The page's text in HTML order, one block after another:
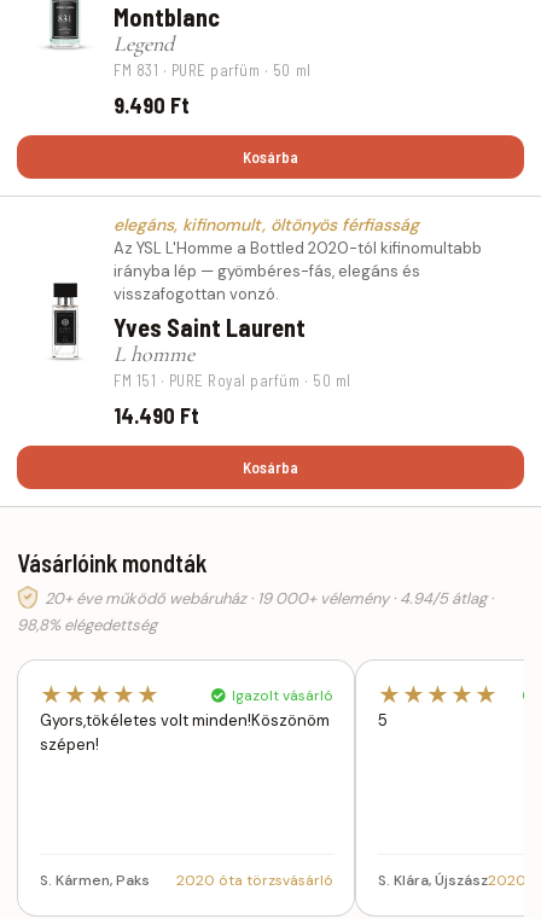
Montblanc
Legend
FM 831 · PURE parfüm · 50 ml
9.490 Ft
Kosárba
elegáns, kifinomult, öltönyös férfiasság
Az YSL L'Homme a Bottled 2020-tól kifinomultabb
irányba lép — gyömbéres-fás, elegáns és
visszafogottan vonzó.
Yves Saint Laurent
L homme
FM 151 · PURE Royal parfüm · 50 ml
14.490 Ft
Kosárba
Vásárlóink mondták
20+ éve működő webáruház · 19 000+ vélemény · 4.94/5 átlag ·
98,8% elégedettség
★★★★★ Igazolt vásárló
Gyors,tökéletes volt minden!Köszönöm
szépen!
S. Kármen, Paks 2020 óta törzsvásárló
★★★★★
5
S. Klára, Újszász2020